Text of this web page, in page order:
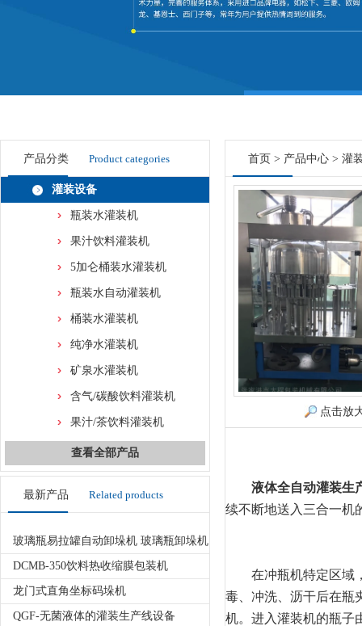
产品分类 Product categories
灌装设备
瓶装水灌装机
果汁饮料灌装机
5加仑桶装水灌装机
瓶装水自动灌装机
桶装水灌装机
纯净水灌装机
矿泉水灌装机
含气/碳酸饮料灌装机
果汁/茶饮料灌装机
查看全部产品
最新产品 Related products
玻璃瓶易拉罐自动卸垛机 玻璃瓶卸垛机
DCMB-350饮料热收缩膜包装机
龙门式直角坐标码垛机
QGF-无菌液体的灌装生产线设备
首页 > 产品中心 > 灌
点击放
液体全自动灌装生
续不断地送入三合一机
在冲瓶机特定区域，
毒、冲洗、沥干后在瓶
机。进入灌装机的瓶子